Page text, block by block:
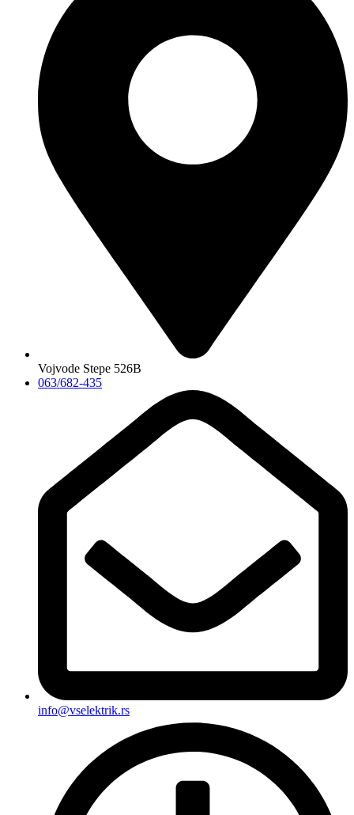
Vojvode Stepe 526B
063/682-435
info@vselektrik.rs